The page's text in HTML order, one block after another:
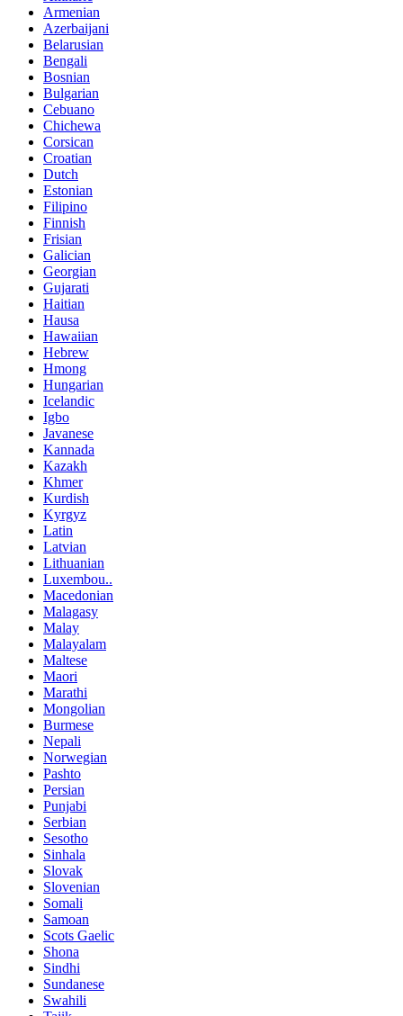
Armenian
Azerbaijani
Belarusian
Bengali
Bosnian
Bulgarian
Cebuano
Chichewa
Corsican
Croatian
Dutch
Estonian
Filipino
Finnish
Frisian
Galician
Georgian
Gujarati
Haitian
Hausa
Hawaiian
Hebrew
Hmong
Hungarian
Icelandic
Igbo
Javanese
Kannada
Kazakh
Khmer
Kurdish
Kyrgyz
Latin
Latvian
Lithuanian
Luxembou..
Macedonian
Malagasy
Malay
Malayalam
Maltese
Maori
Marathi
Mongolian
Burmese
Nepali
Norwegian
Pashto
Persian
Punjabi
Serbian
Sesotho
Sinhala
Slovak
Slovenian
Somali
Samoan
Scots Gaelic
Shona
Sindhi
Sundanese
Swahili